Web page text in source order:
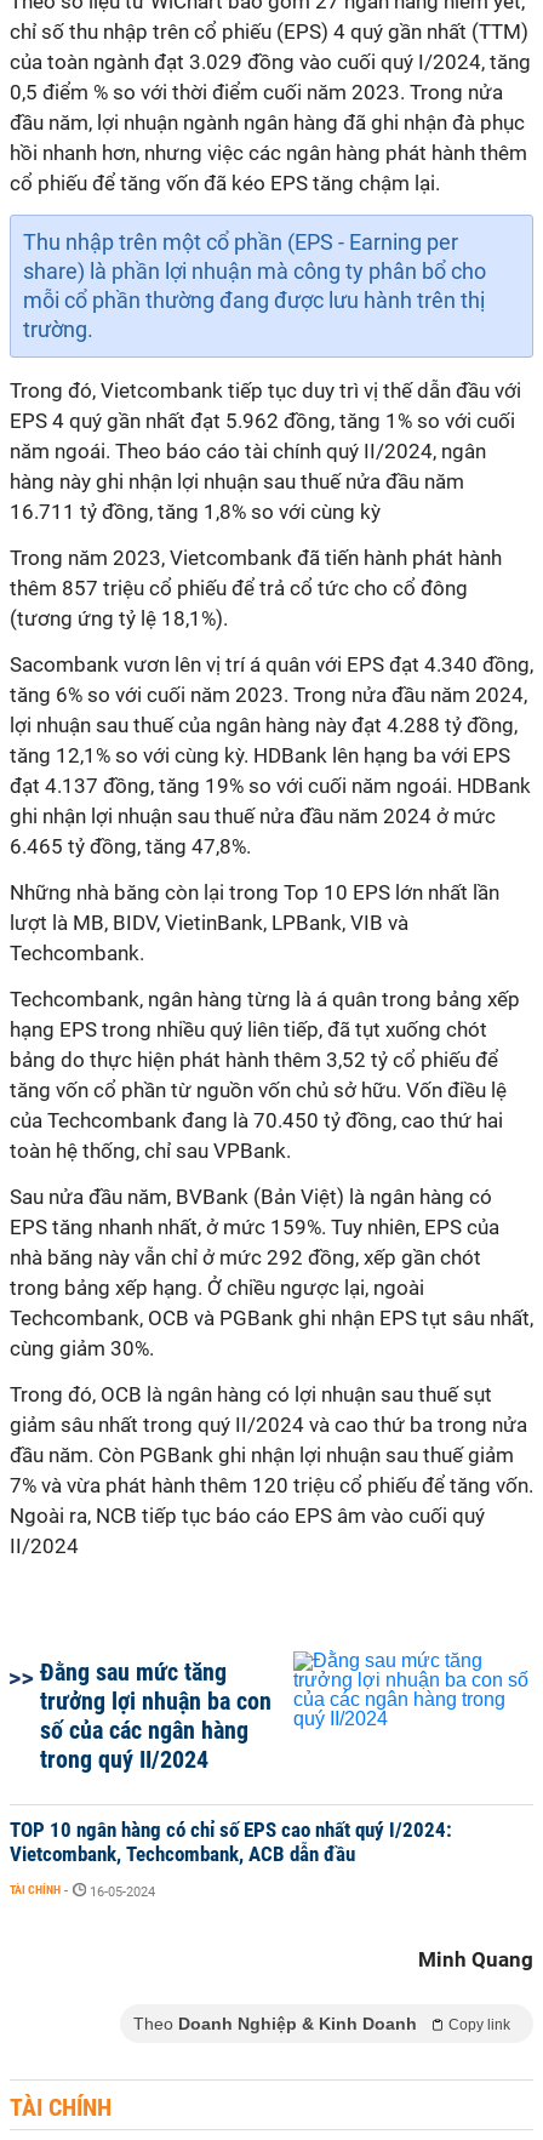
chỉ số thu nhập trên cổ phiếu (EPS) 4 quý gần nhất (TTM)
của toàn ngành đạt 3.029 đồng vào cuối quý I/2024, tăng
0,5 điểm % so với thời điểm cuối năm 2023. Trong nửa
đầu năm, lợi nhuận ngành ngân hàng đã ghi nhận đà phục
hồi nhanh hơn, nhưng việc các ngân hàng phát hành thêm
cổ phiếu để tăng vốn đã kéo EPS tăng chậm lại.
Thu nhập trên một cổ phần (EPS - Earning per
share) là phần lợi nhuận mà công ty phân bổ cho
mỗi cổ phần thường đang được lưu hành trên thị
trường.
Trong đó, Vietcombank tiếp tục duy trì vị thế dẫn đầu với
EPS 4 quý gần nhất đạt 5.962 đồng, tăng 1% so với cuối
năm ngoái. Theo báo cáo tài chính quý II/2024, ngân
hàng này ghi nhận lợi nhuận sau thuế nửa đầu năm
16.711 tỷ đồng, tăng 1,8% so với cùng kỳ
Trong năm 2023, Vietcombank đã tiến hành phát hành
thêm 857 triệu cổ phiếu để trả cổ tức cho cổ đông
(tương ứng tỷ lệ 18,1%).
Sacombank vươn lên vị trí á quân với EPS đạt 4.340 đồng,
tăng 6% so với cuối năm 2023. Trong nửa đầu năm 2024,
lợi nhuận sau thuế của ngân hàng này đạt 4.288 tỷ đồng,
tăng 12,1% so với cùng kỳ. HDBank lên hạng ba với EPS
đạt 4.137 đồng, tăng 19% so với cuối năm ngoái. HDBank
ghi nhận lợi nhuận sau thuế nửa đầu năm 2024 ở mức
6.465 tỷ đồng, tăng 47,8%.
Những nhà băng còn lại trong Top 10 EPS lớn nhất lần
lượt là MB, BIDV, VietinBank, LPBank, VIB và
Techcombank.
Techcombank, ngân hàng từng là á quân trong bảng xếp
hạng EPS trong nhiều quý liên tiếp, đã tụt xuống chót
bảng do thực hiện phát hành thêm 3,52 tỷ cổ phiếu để
tăng vốn cổ phần từ nguồn vốn chủ sở hữu. Vốn điều lệ
của Techcombank đang là 70.450 tỷ đồng, cao thứ hai
toàn hệ thống, chỉ sau VPBank.
Sau nửa đầu năm, BVBank (Bản Việt) là ngân hàng có
EPS tăng nhanh nhất, ở mức 159%. Tuy nhiên, EPS của
nhà băng này vẫn chỉ ở mức 292 đồng, xếp gần chót
trong bảng xếp hạng. Ở chiều ngược lại, ngoài
Techcombank, OCB và PGBank ghi nhận EPS tụt sâu nhất,
cùng giảm 30%.
Trong đó, OCB là ngân hàng có lợi nhuận sau thuế sụt
giảm sâu nhất trong quý II/2024 và cao thứ ba trong nửa
đầu năm. Còn PGBank ghi nhận lợi nhuận sau thuế giảm
7% và vừa phát hành thêm 120 triệu cổ phiếu để tăng vốn.
Ngoài ra, NCB tiếp tục báo cáo EPS âm vào cuối quý
II/2024
Đằng sau mức tăng
trưởng lợi nhuận ba con
số của các ngân hàng
trong quý II/2024
TOP 10 ngân hàng có chỉ số EPS cao nhất quý I/2024:
Vietcombank, Techcombank, ACB dẫn đầu
TÀI CHÍNH - 16-05-2024
Minh Quang
Theo Doanh Nghiệp & Kinh Doanh Copy link
TÀI CHÍNH